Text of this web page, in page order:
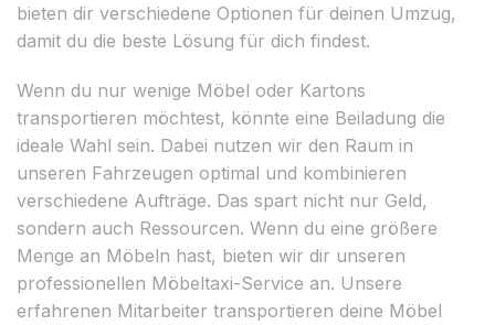
bieten dir verschiedene Optionen für deinen Umzug,
damit du die beste Lösung für dich findest.
Wenn du nur wenige Möbel oder Kartons
transportieren möchtest, könnte eine Beiladung die
ideale Wahl sein. Dabei nutzen wir den Raum in
unseren Fahrzeugen optimal und kombinieren
verschiedene Aufträge. Das spart nicht nur Geld,
sondern auch Ressourcen. Wenn du eine größere
Menge an Möbeln hast, bieten wir dir unseren
professionellen Möbeltaxi-Service an. Unsere
erfahrenen Mitarbeiter transportieren deine Möbel